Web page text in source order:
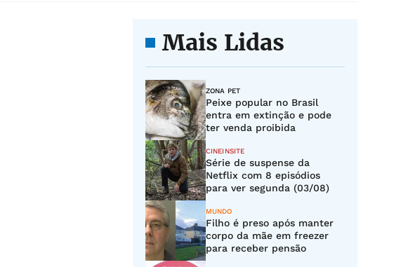
Mais Lidas
ZONA PET
Peixe popular no Brasil
entra em extinção e pode
ter venda proibida
CINEINSITE
Série de suspense da
Netflix com 8 episódios
para ver segunda (03/08)
MUNDO
Filho é preso após manter
corpo da mãe em freezer
para receber pensão